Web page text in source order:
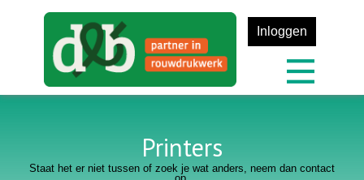
Inloggen
Printers
Staat het er niet tussen of zoek je wat anders, neem dan contact